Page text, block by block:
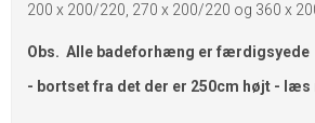
200 x 200/220, 270 x 200/220 og 360 x
Obs. Alle badeforhæng er færdigsyede
- bortset fra det der er 250cm højt - læs